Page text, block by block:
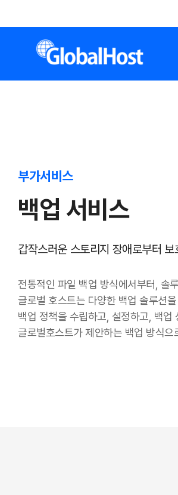
부가서비스
백업 서비스
갑작스러운 스토리지 장애로부터
전통적인 파일 백업 방식에서부터, 솔
글로벌 호스트는 다양한 백업 솔루션
백업 정책을 수립하고, 설정하고, 백
글로벌호스트가 제안하는 백업 방식